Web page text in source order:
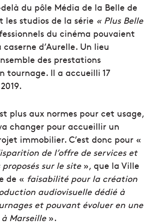
du pôle Média de la Belle de
les studios de la série « Plus Belle
du cinéma pouvaient
caserne d’Aurelle. Un lieu
des prestations
tournage. Il a accueilli 17
plus aux normes pour cet usage,
changer pour accueillir un
immobilier. C’est donc pour «
de l’offre de services et
sur le site», que la Ville
de « faisabilité pour la création
audiovisuelle dédié à
et pouvant évoluer en une
Marseille».